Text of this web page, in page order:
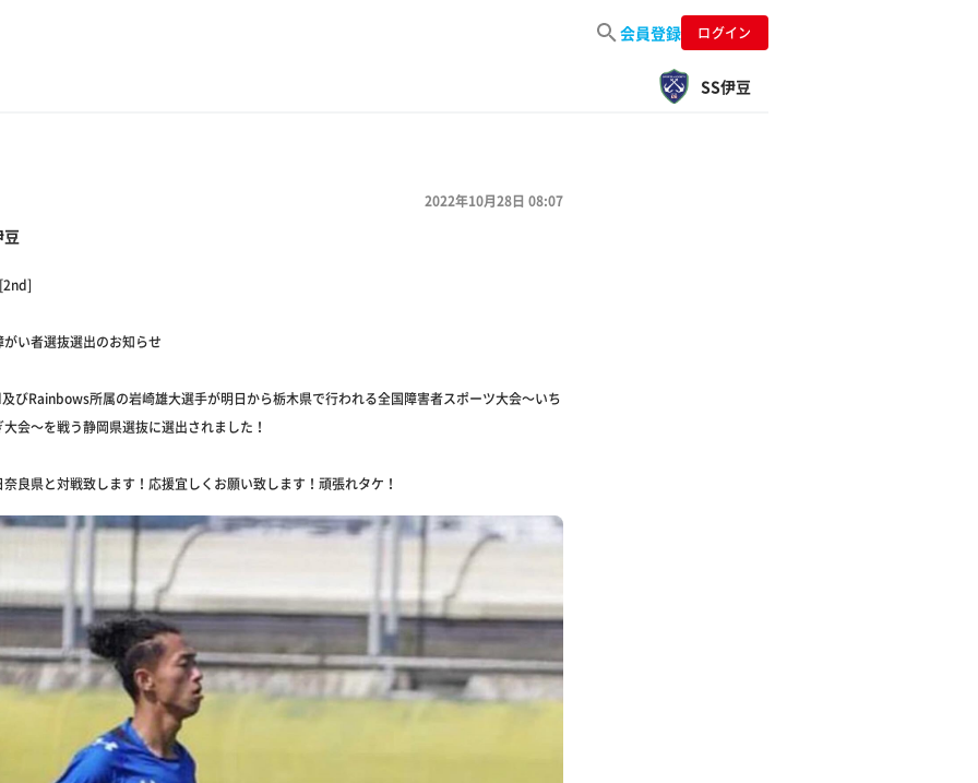
会員登録 ログイン
SS伊豆
豆
2022年10月28日 08:07
い者選抜選出のお知らせ
びRainbows所属の岩崎雄大選手が明日から栃木県で行われる全国障害者スポーツ大会～いち
会～を戦う静岡県選抜に選出されました！
良県と対戦致します！応援宜しくお願い致します！頑張れタケ！